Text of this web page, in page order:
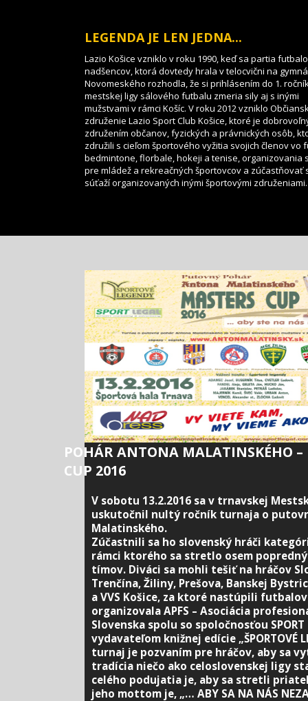
LEGENDA JE LEN JEDNA...
Lazio Košice vzniklo v roku 1990, keď sa partia
nadšencov, ktorá dovtedy hrala v telocvični na
Novomeského rozhodla, že si prihlásením do 1.
mestskej ligy sálového futbalu zmeria sily aj s inými
mužstvami v rámci Košíc. V roku 2012 vzniklo
združenie Lazio Sport Club Košice, ktoré je
združením občanov, fyzických a právnických osôb,
združili s cieľom športového vyžitia svojich členov vo
bedmintone, florbale, hokeji a tenise, organizovania
pre mládež a rekreačných športovcov a zúčastňovať
súťaží organizovaných inými športovými združeniami.
POHÁR ANTONA MALATINSKÉHO –
CUP 2016
V sobotu 13.2.2016 sa v trnavskej
uskutočnil nultý ročník turnaja o
Malatinského.
Zúčastnili sa ho slovenský hráči
rámci ktorého sa stretlo osem
tímov. Diváci sa mohli tešiť na hráčov
Trenčína, Žiliny, Prešova, Banskej
a VVS Košice, za ktoré nastúpili
organizovala APFS – Asociácia
Slovenska spolu so spoločnosťou
vydavateľom knižnej edície „ŠPORTOVÉ
turnaj je pozvaním pre hráčov, aby sa
tradícia niečo ako celoslovenskej ligy
celého podujatia je, aby sa stretli
jeho mottom je, „… ABY SA NA NÁS